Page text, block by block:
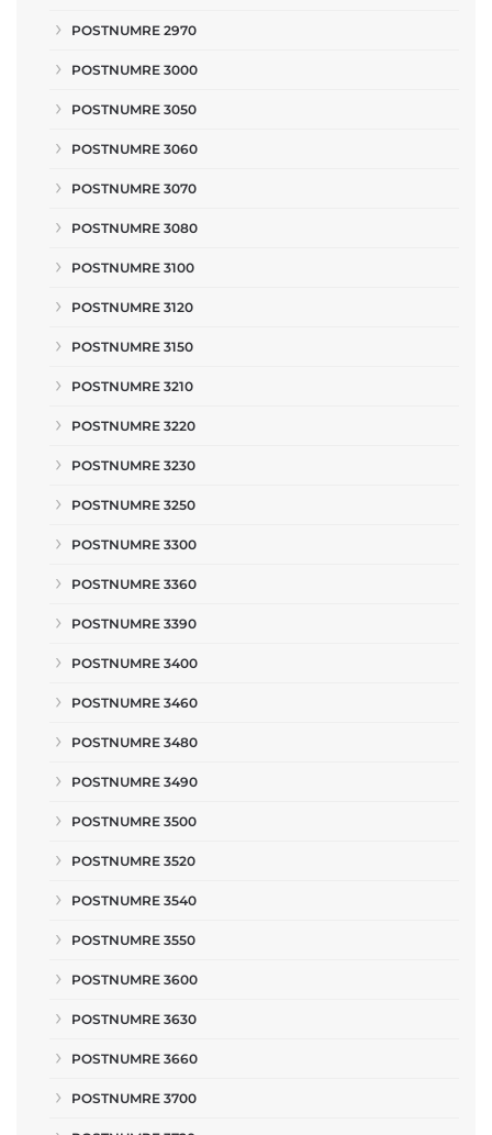
POSTNUMRE 2970
POSTNUMRE 3000
POSTNUMRE 3050
POSTNUMRE 3060
POSTNUMRE 3070
POSTNUMRE 3080
POSTNUMRE 3100
POSTNUMRE 3120
POSTNUMRE 3150
POSTNUMRE 3210
POSTNUMRE 3220
POSTNUMRE 3230
POSTNUMRE 3250
POSTNUMRE 3300
POSTNUMRE 3360
POSTNUMRE 3390
POSTNUMRE 3400
POSTNUMRE 3460
POSTNUMRE 3480
POSTNUMRE 3490
POSTNUMRE 3500
POSTNUMRE 3520
POSTNUMRE 3540
POSTNUMRE 3550
POSTNUMRE 3600
POSTNUMRE 3630
POSTNUMRE 3660
POSTNUMRE 3700